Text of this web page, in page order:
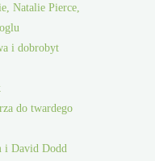
Natalie Pierce,
i dobrobyt
do twardego
i David Dodd